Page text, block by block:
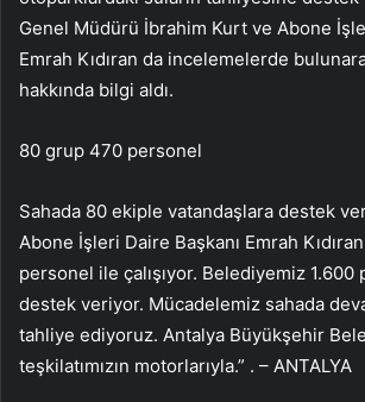
Genel Müdürü İbrahim Kurt ve Abone
Emrah Kıdıran da incelemelerde
hakkında bilgi aldı.
80 grup 470 personel
Sahada 80 ekiple vatandaşlara destek
Abone İşleri Daire Başkanı Emrah
personel ile çalışıyor. Belediyemiz 1.600
destek veriyor. Mücadelemiz sahada
tahliye ediyoruz. Antalya Büyükşehir
teşkilatımızın motorlarıyla.” . – ANTALYA